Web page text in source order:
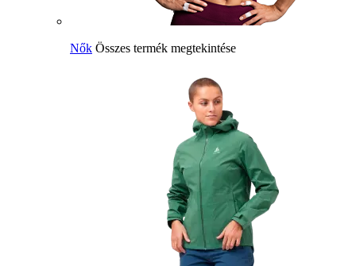
Nők Összes termék megtekintése